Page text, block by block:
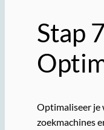
Stap
Optimaliseer je
zoekmachines